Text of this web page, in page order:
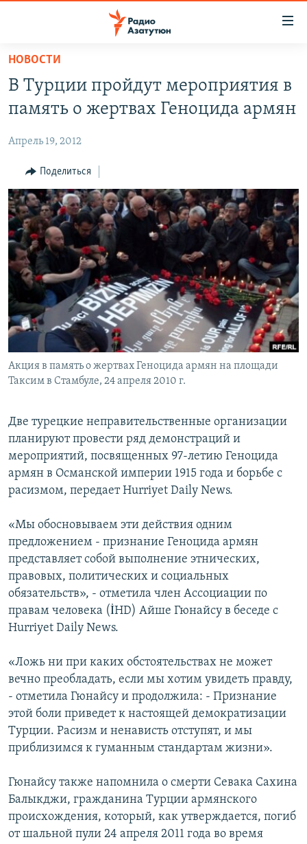
Перейти
основному
содержанию
навигации
Перейти
поиску
НОВОСТИ
ОБЩЕСТВО
ЭКОНОМИКА
РЕГИОН
НАГОРНЫЙ КАРАБАХ
КУЛЬТУРА
СПОРТ
АРХИВ
Հայերեն
English
Русский
Все сайты Радио Азатутюн
НОВОСТИ
В Турции пройдут мероприятия в
память о жертвах Геноцида армян
Апрель 19, 2012
Поделиться
Акция в память о жертвах Геноцида армян на площади
Таксим в Стамбуле, 24 апреля 2010 г.
Две турецкие неправительственные организации
планируют провести ряд демонстраций и
мероприятий, посвященных 97-летию Геноцида
армян в Османской империи 1915 года и борьбе с
расизмом, передает Hurriyet Daily News.
«Мы обосновываем эти действия одним
предложением - признание Геноцида армян
представляет собой выполнение этнических,
правовых, политических и социальных
обязательств», - отметила член Ассоциации по
правам человека (İHD) Айше Гюнайсу в беседе с
Hurriyet Daily News.
«Ложь ни при каких обстоятельствах не может
вечно преобладать, если мы хотим увидеть правду,
- отметила Гюнайсу и продолжила: - Признание
этой боли приведет к настоящей демократизации
Турции. Расизм и ненависть отступят, и мы
приблизимся к гуманным стандартам жизни».
Гюнайсу также напомнила о смерти Севака Сахина
Балыкджи, гражданина Турции армянского
происхождения, который, как утверждается, погиб
от шальной пули 24 апреля 2011 года во время